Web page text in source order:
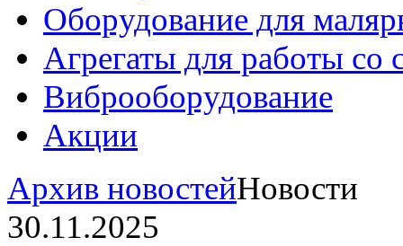
Оборудование для
Агрегаты для работы со
Виброоборудование
Акции
Архив новостейНовости
30.11.2025